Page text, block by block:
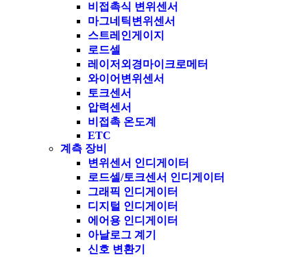
비접촉식 변위센서
마그네틱변위센서
스트레인게이지
로드셀
레이저외경마이크로메터
와이어변위센서
토크센서
압력센서
비접촉 온도계
ETC
계측 장비
변위센서 인디게이터
로드셀/토크센서 인디게이터
그래픽 인디게이터
디지털 인디게이터
에어용 인디게이터
아날로그 계기
신호 변환기